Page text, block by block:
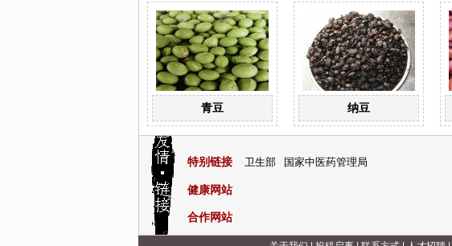
青豆 纳豆
特别链接 卫生部 国家中医药管理局
健康网站
合作网站